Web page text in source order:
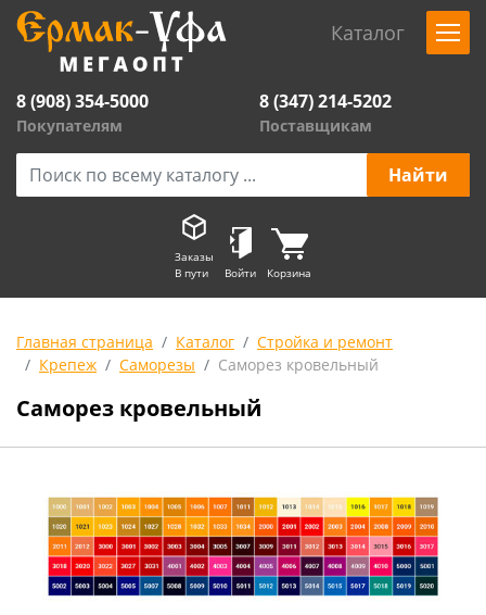
Каталог
8 (908) 354-5000
Покупателям
8 (347) 214-5202
Поставщикам
Заказы
В пути
Войти Корзина
Главная страница Каталог
Стройка и ремонт
Крепеж
Саморезы Саморез кровельный
Саморез кровельный